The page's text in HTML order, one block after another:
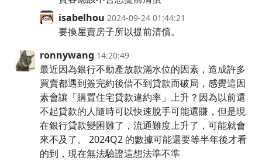
isabelhou 2024-09-24 01:44:21
要換屋賣房子所以提前清償。
ronnywang 14:20:49
最近因為銀行不動產放款滿水位的因素，造成許多
買賣都遇到簽完約後借不到貸款而破局，感覺這因
素會讓「購置住宅貸款違約率」上升？因為以前還
不起貸款的人隨時可以快速脫手可能還賺，但是現
在銀行貸款變困難了，流通難度上升了，可能就會
來不及了。 2024Q2 的數據可能還要等半年後才看
的到，現在無法驗證這想法準不準